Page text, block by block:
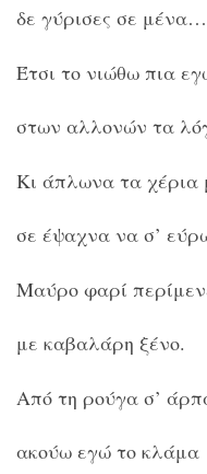
δε γύρισες σε μένα…
Έτσι το νιώθω πια
στων αλλονών τα
Κι άπλωνα τα χέρια
σε έψαχνα να σ’
Μαύρο φαρί
με καβαλάρη ξένο.
Από τη ρούγα σ’
ακούω εγώ το κλάμα